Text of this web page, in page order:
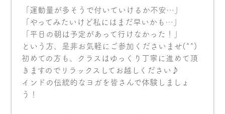
「運動量が多そうで付いていけるか不安…」
「やってみたいけど私にはまだ早いかも…」
「平日の朝は予定があって行けなかった！」
という方、是非お気軽にご参加くださいませ(^^)
初めての方も、クラスはゆっくり丁寧に進めて頂
きますのでリラックスしてお越しください♪
インドの伝統的なヨガを皆さんで体験しましょ
う！